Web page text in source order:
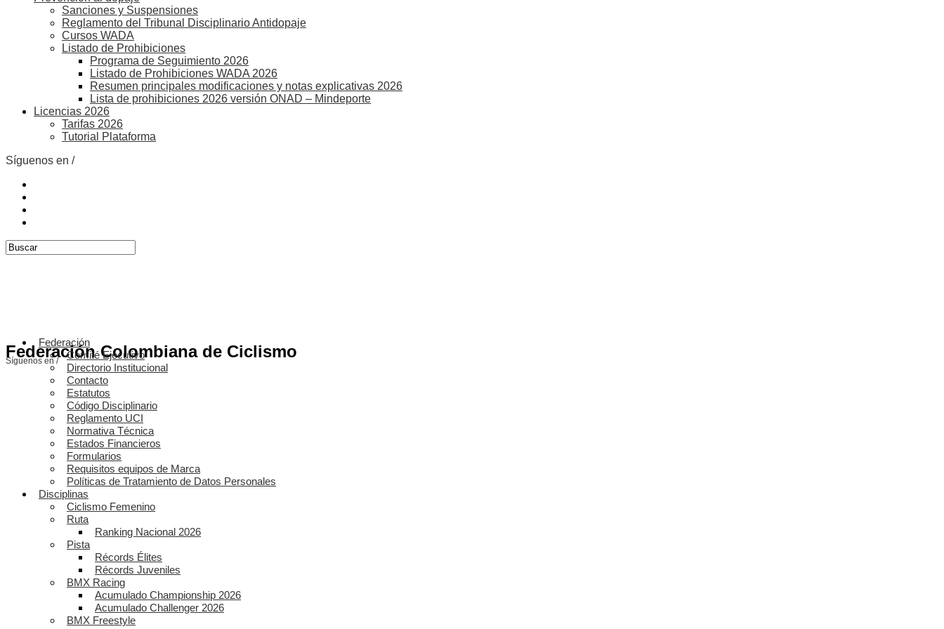
Sanciones y Suspensiones
Reglamento del Tribunal Disciplinario Antidopaje
Cursos WADA
Listado de Prohibiciones
Programa de Seguimiento 2026
Listado de Prohibiciones WADA 2026
Resumen principales modificaciones y notas explicativas 2026
Lista de prohibiciones 2026 versión ONAD – Mindeporte
Licencias 2026
Tarifas 2026
Tutorial Plataforma
Síguenos en /
Federación Colombiana de Ciclismo
Síguenos en /
Federación
Comité Ejecutivo
Directorio Institucional
Contacto
Estatutos
Código Disciplinario
Reglamento UCI
Normativa Técnica
Estados Financieros
Formularios
Requisitos equipos de Marca
Políticas de Tratamiento de Datos Personales
Disciplinas
Ciclismo Femenino
Ruta
Ranking Nacional 2026
Pista
Récords Élites
Récords Juveniles
BMX Racing
Acumulado Championship 2026
Acumulado Challenger 2026
BMX Freestyle